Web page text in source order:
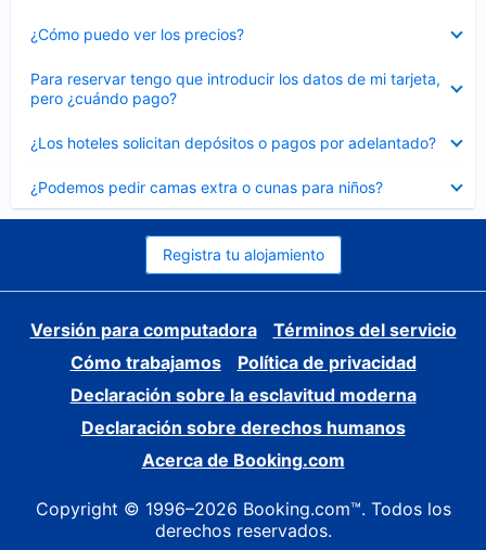
¿Cómo puedo ver los precios?
cerrado
Para reservar tengo que introducir los datos de mi tarjeta,
pero ¿cuándo pago?
cerrado
¿Los hoteles solicitan depósitos o pagos por adelantado?
cerrado
¿Podemos pedir camas extra o cunas para niños?
cerrado
Registra tu alojamiento
Versión para computadora
Términos del servicio
Cómo trabajamos
Política de privacidad
Declaración sobre la esclavitud moderna
Declaración sobre derechos humanos
Acerca de Booking.com
Copyright © 1996–2026 Booking.com™. Todos los
derechos reservados.